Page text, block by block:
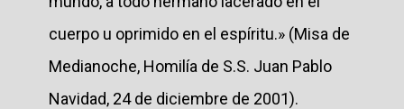
cuerpo u oprimido en el espíritu.» (Misa de
Medianoche, Homilía de S.S. Juan Pablo
Navidad, 24 de diciembre de 2001).